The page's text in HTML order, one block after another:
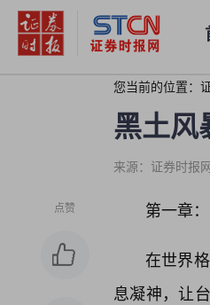
您当前的位置：
黑土风
来源：证券时报
点赞 第一章
在世界
息凝神，让